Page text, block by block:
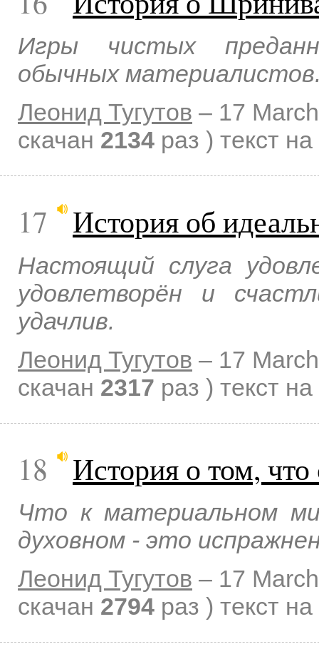
Игры чистых
обычных
Леонид Тугутов – 17
скачан 2134 раз ) текст
17 История об
Настоящий слуга
удовлетворён и
удачлив.
Леонид Тугутов – 17
скачан 2317 раз ) текст
18 История о том,
Что к материальном
духовном - это
Леонид Тугутов – 17
скачан 2794 раз ) текст